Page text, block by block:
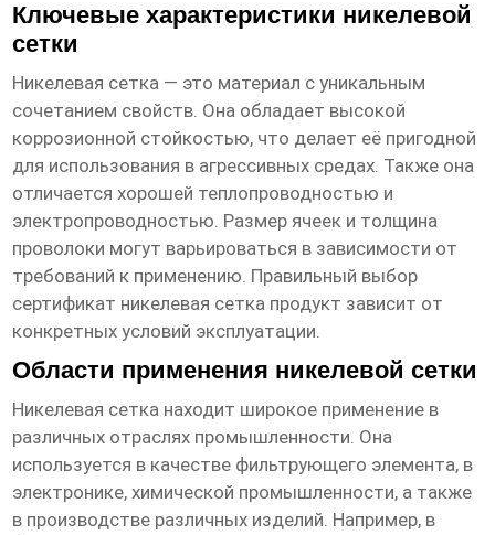
Ключевые характеристики никелевой
сетки
Никелевая сетка — это материал с уникальным
сочетанием свойств. Она обладает высокой
коррозионной стойкостью, что делает её пригодной
для использования в агрессивных средах. Также она
отличается хорошей теплопроводностью и
электропроводностью. Размер ячеек и толщина
проволоки могут варьироваться в зависимости от
требований к применению. Правильный выбор
сертификат никелевая сетка продукт зависит от
конкретных условий эксплуатации.
Области применения никелевой сетки
Никелевая сетка находит широкое применение в
различных отраслях промышленности. Она
используется в качестве фильтрующего элемента, в
электронике, химической промышленности, а также
в производстве различных изделий. Например, в